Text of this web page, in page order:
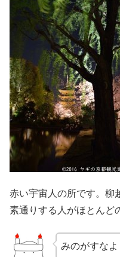
赤い宇宙人の所です。柳
素通りする人がほとんど
みのがすなよ